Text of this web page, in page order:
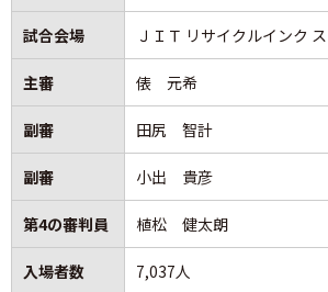
が入る布陣。前節の仙台戦と同一メンバ
む。
前節・仙台戦では相手以上にチャンス
ットを揺らせずに惜しくもスコアレス
逃したものの、直近7試合で5度のクリ
るなど、上位相手にも通用する守備の
る。更にネーミアス選手やソアレス選
ットも進んで攻撃も活性化。これから
になってきた。
Q:サッカーは予定通りというか、思っ
スポーツですけど、こうやって早い時間
てネーミアス選手が怪我をしていなく
は、ゲームプランとしてはすごく崩れ
んですけど、その受け止めと、その後ど
いたのかということを教えてください。
A:そうですね。ネーミアスはやっぱり大
すから、その特徴は今チームにかなり
もたらしてくれてます。前線のターゲッ
試合会場 ＪＩＴ リサイクルインク
主審 俵 元希
副審 田尻 智計
副審 小出 貴彦
第4の審判員 植松 健太朗
入場者数 7,037人